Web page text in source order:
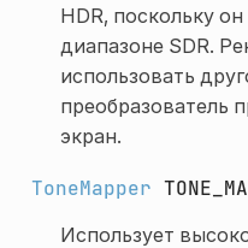
HDR, поскольку
диапазоне SDR.
использовать
преобразователь
экран.
ToneMapper
Использует